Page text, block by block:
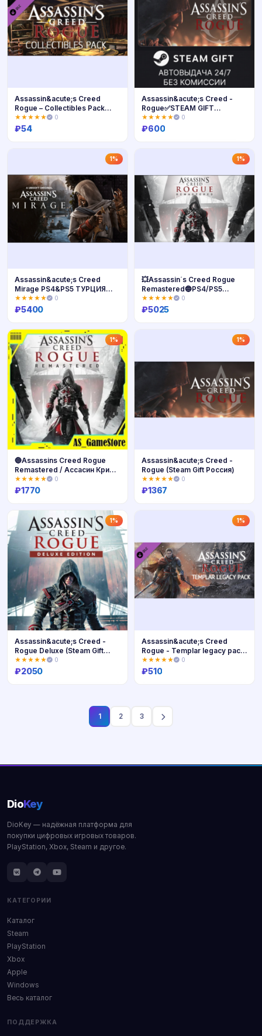
Assassin&acute;s Creed
Rogue – Collectibles Pack
DLC
★★★★★ 0
₽54
Assassin&acute;s Creed -
Rogue✅STEAM GIFT
AUTO✅RU+МИР
★★★★★ 0
₽600
1%
Купить
Assassin&acute;s Creed
Mirage PS4&PS5 ТУРЦИЯ
🇹🇷
★★★★★ 0
₽5400
1%
💥Assassin´s Creed Rogue
Remastered🔵PS4/PS5
🔴Турция🔴
★★★★★ 0
₽5025
1%
Купить
🔵Assassins Creed Rogue
Remastered / Ассасин Крид
Изгой | PS4/PS5 Турция
Украина
★★★★★ 0
₽1770
1%
Assassin&acute;s Creed -
Rogue (Steam Gift Россия)
★★★★★ 0
₽1367
1%
Assassin&acute;s Creed -
Rogue Deluxe (Steam Gift
Россия)
★★★★★ 0
₽2050
1%
Assassin&acute;s Creed
Rogue - Templar legacy pack
Steam Gift
★★★★★ 0
₽510
1 2 3
DioKey
DioKey — надёжная платформа для
покупки цифровых игровых товаров.
PlayStation, Xbox, Steam и другое.
КАТЕГОРИИ
Каталог
Steam
PlayStation
Xbox
Apple
Windows
Весь каталог
ПОДДЕРЖКА